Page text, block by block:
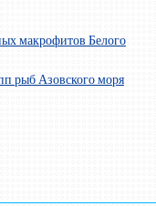
макрофитов Белого
рыб Азовского моря